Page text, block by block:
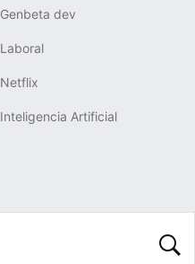
Genbeta dev
Laboral
Netflix
Inteligencia Artificial